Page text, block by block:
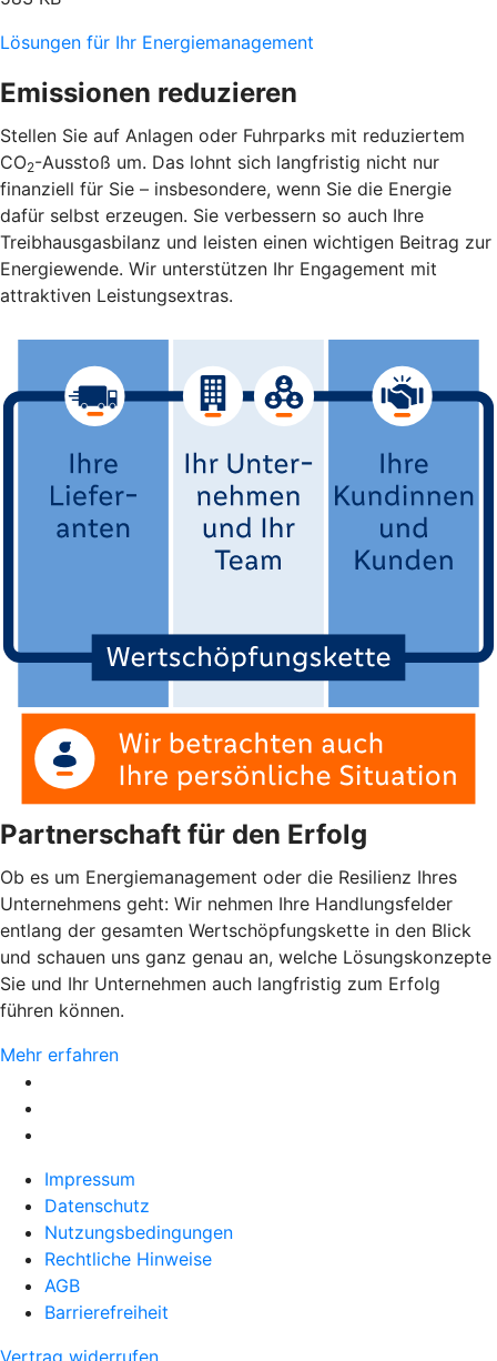
Lösungen für Ihr Energiemanagement
Emissionen reduzieren
Stellen Sie auf Anlagen oder Fuhrparks mit reduziertem
CO2-Ausstoß um. Das lohnt sich langfristig nicht nur
finanziell für Sie – insbesondere, wenn Sie die Energie
dafür selbst erzeugen. Sie verbessern so auch Ihre
Treibhausgasbilanz und leisten einen wichtigen Beitrag zur
Energiewende. Wir unterstützen Ihr Engagement mit
attraktiven Leistungsextras.
Partnerschaft für den Erfolg
Ob es um Energiemanagement oder die Resilienz Ihres
Unternehmens geht: Wir nehmen Ihre Handlungsfelder
entlang der gesamten Wertschöpfungskette in den Blick
und schauen uns ganz genau an, welche Lösungskonzepte
Sie und Ihr Unternehmen auch langfristig zum Erfolg
führen können.
Mehr erfahren
Impressum
Datenschutz
Nutzungsbedingungen
Rechtliche Hinweise
AGB
Barrierefreiheit
Vertrag widerrufen